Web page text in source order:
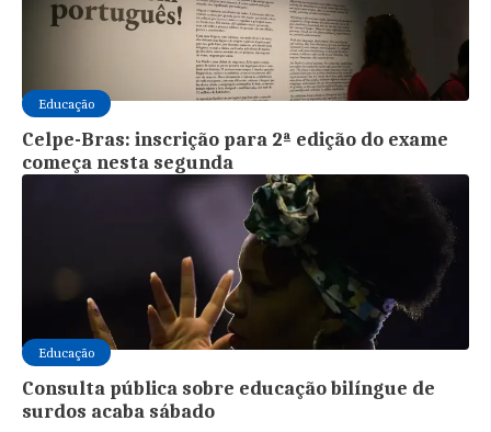
Educação
Celpe-Bras: inscrição para 2ª edição do exame
começa nesta segunda
Educação
Consulta pública sobre educação bilíngue de
surdos acaba sábado